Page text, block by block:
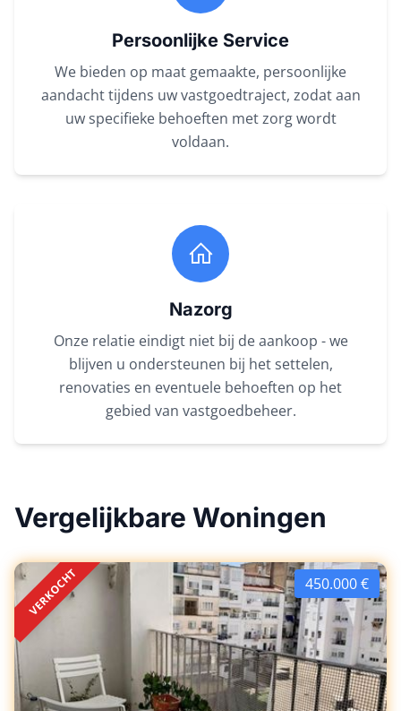
Persoonlijke Service
We bieden op maat gemaakte, persoonlijke
aandacht tijdens uw vastgoedtraject, zodat aan
uw specifieke behoeften met zorg wordt
voldaan.
Nazorg
Onze relatie eindigt niet bij de aankoop - we
blijven u ondersteunen bij het settelen,
renovaties en eventuele behoeften op het
gebied van vastgoedbeheer.
Vergelijkbare Woningen
450.000 €
VERKOCHT